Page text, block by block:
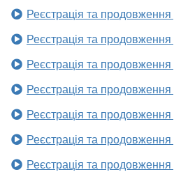
Реєстрація та продовження
Реєстрація та продовження
Реєстрація та продовження
Реєстрація та продовження
Реєстрація та продовження
Реєстрація та продовження
Реєстрація та продовження